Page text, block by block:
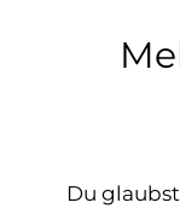
Du